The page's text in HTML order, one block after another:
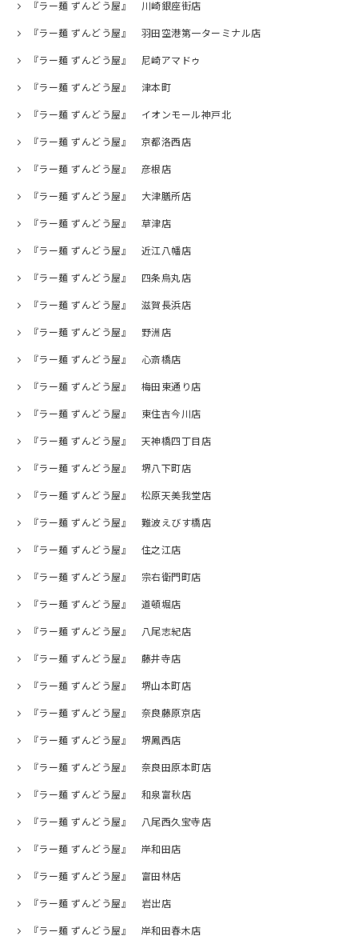
『ラー麺 ずんどう屋』 川崎銀座街店
『ラー麺 ずんどう屋』 羽田空港第一ターミナル店
『ラー麺 ずんどう屋』 尼崎アマドゥ
『ラー麺 ずんどう屋』 津本町
『ラー麺 ずんどう屋』 イオンモール神戸北
『ラー麺 ずんどう屋』 京都洛西店
『ラー麺 ずんどう屋』 彦根店
『ラー麺 ずんどう屋』 大津膳所店
『ラー麺 ずんどう屋』 草津店
『ラー麺 ずんどう屋』 近江八幡店
『ラー麺 ずんどう屋』 四条烏丸店
『ラー麺 ずんどう屋』 滋賀長浜店
『ラー麺 ずんどう屋』 野洲店
『ラー麺 ずんどう屋』 心斎橋店
『ラー麺 ずんどう屋』 梅田東通り店
『ラー麺 ずんどう屋』 東住吉今川店
『ラー麺 ずんどう屋』 天神橋四丁目店
『ラー麺 ずんどう屋』 堺八下町店
『ラー麺 ずんどう屋』 松原天美我堂店
『ラー麺 ずんどう屋』 難波えびす橋店
『ラー麺 ずんどう屋』 住之江店
『ラー麺 ずんどう屋』 宗右衛門町店
『ラー麺 ずんどう屋』 道頓堀店
『ラー麺 ずんどう屋』 八尾志紀店
『ラー麺 ずんどう屋』 藤井寺店
『ラー麺 ずんどう屋』 堺山本町店
『ラー麺 ずんどう屋』 奈良藤原京店
『ラー麺 ずんどう屋』 堺鳳西店
『ラー麺 ずんどう屋』 奈良田原本町店
『ラー麺 ずんどう屋』 和泉富秋店
『ラー麺 ずんどう屋』 八尾西久宝寺店
『ラー麺 ずんどう屋』 岸和田店
『ラー麺 ずんどう屋』 富田林店
『ラー麺 ずんどう屋』 岩出店
『ラー麺 ずんどう屋』 岸和田春木店